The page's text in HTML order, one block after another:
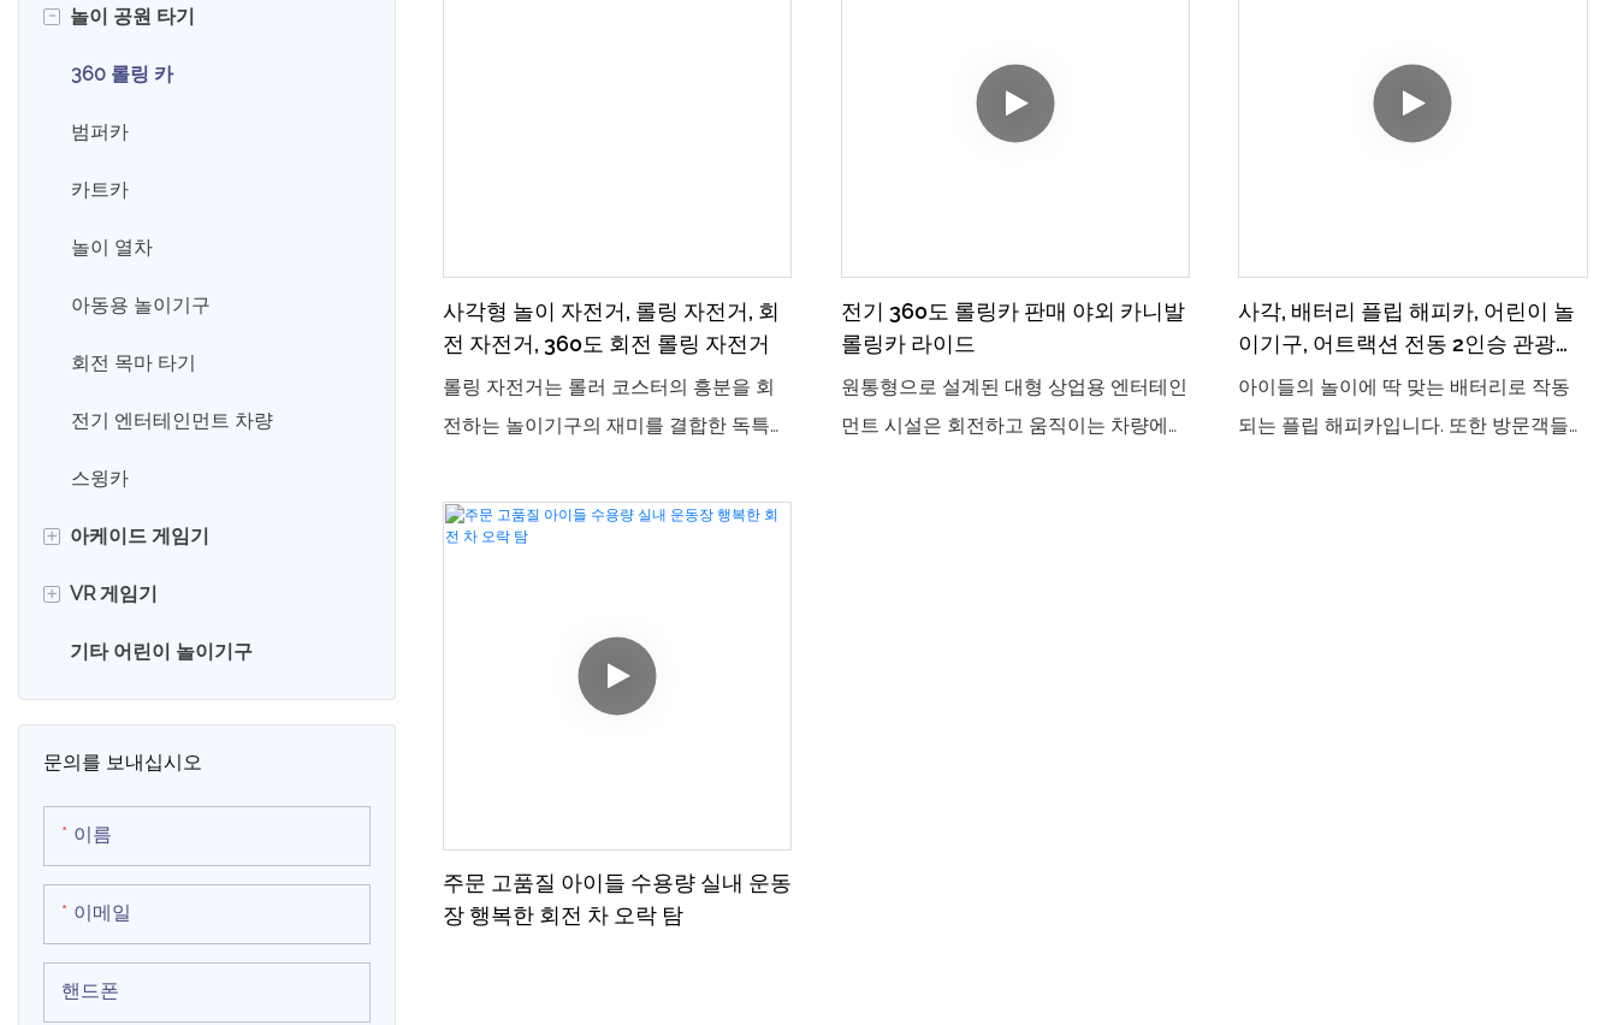
- 놀이 공원 타기
360 롤링 카
범퍼카
카트카
놀이 열차
아동용 놀이기구
회전 목마 타기
전기 엔터테인먼트 차량
스윙카
+ 아케이드 게임기
클로 머신
레이싱 게임기
스포츠 게임 기계
스윙 게임 기계
복싱 게임 기계
그라운드 호그 게임 머신
농구 게임 기계
+ VR 게임기
VR 계란 의자
기타 어린이 놀이기구
문의를 보내십시오
이름
이메일
핸드폰
사각형 놀이 자전거, 롤링 자전거, 회
전 자전거, 360도 회전 롤링 자전거
롤링 자전거는 롤러 코스터의 흥분을 회
전하는 놀이기구의 재미를 결합한 독특한
진한 매력을 구르고 돌릴 수 있으며 360
도 회전을 경험합니다.
전기 360도 롤링카 판매 야외 카니발
롤링카 라이드
원통형으로 설계된 대형 상업용 엔터테인
먼트 시설은 회전하고 움직이는 차량에
사각, 배터리 플립 해피카, 어린이 놀
이기구, 어트랙션 전동 2인승 관광차,
경차 매점
아이들의 놀이에 딱 맞는 배터리로 작동
되는 플립 해피카입니다. 또한 방문객들
주문 고품질 아이들 수용량 실내 운동
장 행복한 회전 차 오락 탐